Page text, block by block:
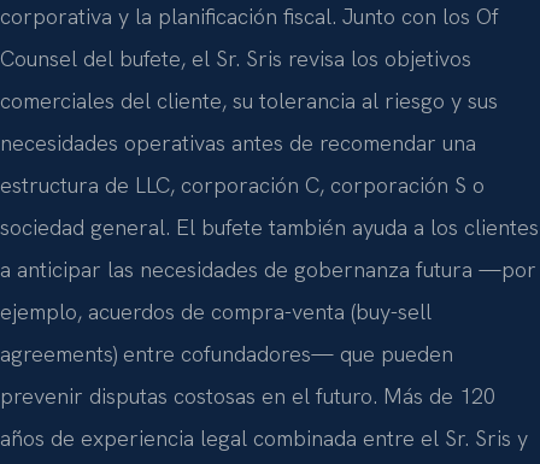
corporativa y la planificación fiscal. Junto con los Of
Counsel del bufete, el Sr. Sris revisa los objetivos
comerciales del cliente, su tolerancia al riesgo y sus
necesidades operativas antes de recomendar una
estructura de LLC, corporación C, corporación S o
sociedad general. El bufete también ayuda a los clientes
a anticipar las necesidades de gobernanza futura —por
ejemplo, acuerdos de compra-venta (buy-sell
agreements) entre cofundadores— que pueden
prevenir disputas costosas en el futuro. Más de 120
años de experiencia legal combinada entre el Sr. Sris y